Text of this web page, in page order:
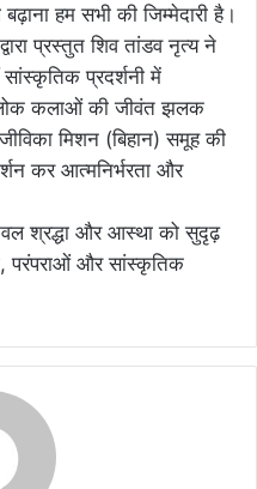
हम सभी की जिम्मेदारी है।
प्रस्तुत शिव तांडव नृत्य ने
सांस्कृतिक प्रदर्शनी में
लोक कलाओं की जीवंत झलक
मिशन (बिहान) समूह की
कर आत्मनिर्भरता और
श्रद्धा और आस्था को सुदृढ़
परंपराओं और सांस्कृतिक